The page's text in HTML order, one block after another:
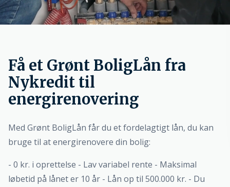
Få et Grønt BoligLån fra
Nykredit til
energirenovering
Med Grønt BoligLån får du et fordelagtigt lån, du kan
bruge til at energirenovere din bolig:
- 0 kr. i oprettelse - Lav variabel rente - Maksimal
løbetid på lånet er 10 år - Lån op til 500.000 kr. - Du